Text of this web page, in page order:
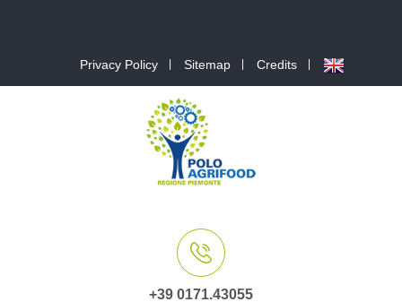
Privacy Policy Sitemap Credits
+39 0171.43055